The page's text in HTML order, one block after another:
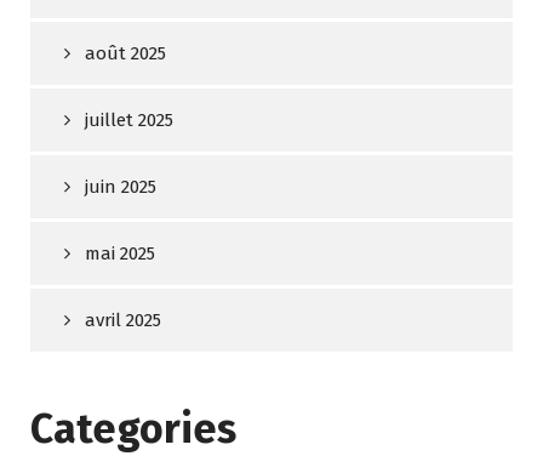
août 2025
juillet 2025
juin 2025
mai 2025
avril 2025
Categories